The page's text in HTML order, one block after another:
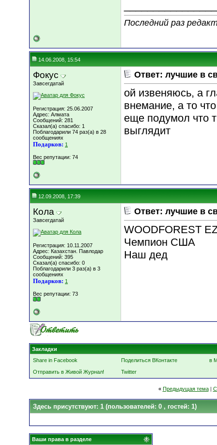
Последний раз
14.06.2008, 15:54
Фокус
Завсегдатай
Регистрация: 25.06.2007
Адрес: Алмата
Сообщений: 281
Сказал(а) спасибо: 1
Поблагодарили 74 раз(а) в 28
сообщениях
Подарков: 1
Вес репутации: 74
Ответ: лучшие в
ой извеняюсь, а
внемание, а то
еще подумол что
выглядит
12.09.2008, 17:39
Кола
Завсегдатай
Регистрация: 10.11.2007
Адрес: Казахстан. Павлодар
Сообщений: 395
Сказал(а) спасибо: 0
Поблагодарили 3 раз(а) в 3
сообщениях
Подарков: 1
Вес репутации: 73
Ответ: лучшие в
WOODFOREST
Чемпион США
Наш дед
Закладки
Share in Facebook
Поделиться ВКонтакте
в
Отправить в Живой Журнал!
Twitter
« Предыдущая тема|
Здесь присутствуют: 1 (пользователей: 0 , гостей: 1)
Ваши права в разделе